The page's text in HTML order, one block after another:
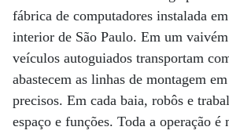
fábrica de computadores instalada
interior de São Paulo. Em um
veículos autoguiados transportam
abastecem as linhas de montagem
precisos. Em cada baia, robôs e
espaço e funções. Toda a operação é